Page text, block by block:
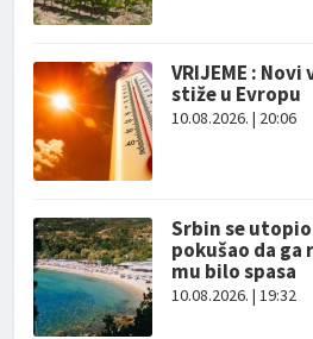
VRIJEME :
stiže u Evropu
10.08.2026. | 20:06
Srbin se
pokušao da
mu bilo spasa
10.08.2026. | 19:32